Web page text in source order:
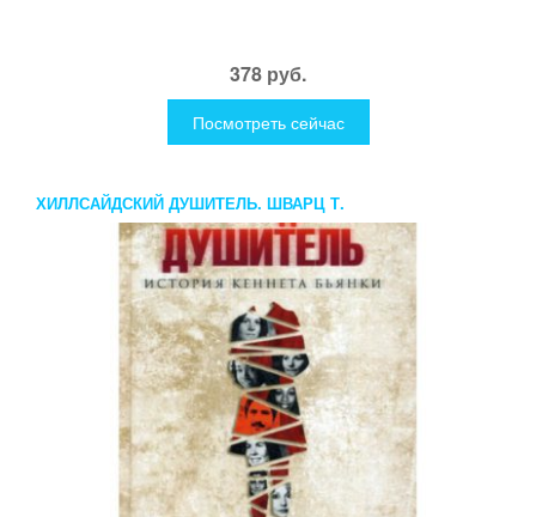
378 руб.
Посмотреть сейчас
ХИЛЛСАЙДСКИЙ ДУШИТЕЛЬ. ШВАРЦ Т.